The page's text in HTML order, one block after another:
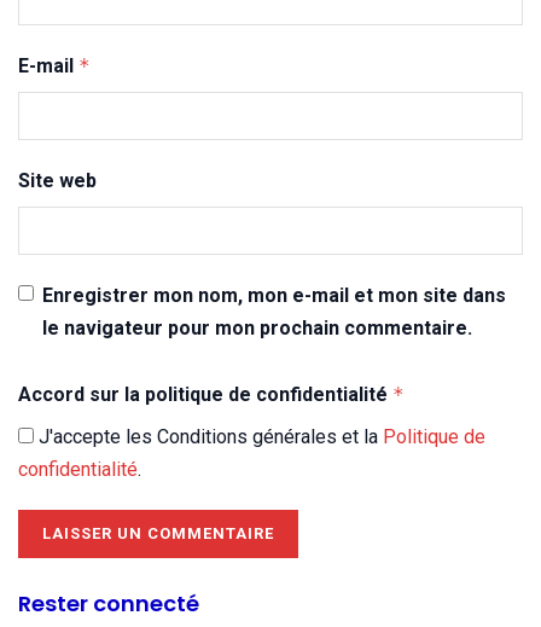
E-mail *
Site web
Enregistrer mon nom, mon e-mail et mon site dans
le navigateur pour mon prochain commentaire.
Accord sur la politique de confidentialité *
J'accepte les Conditions générales et la Politique de
confidentialité.
Rester connecté